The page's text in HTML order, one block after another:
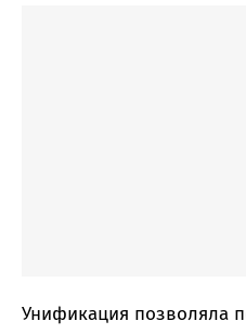
Унификация позволяла